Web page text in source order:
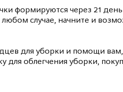
формируются через 21
случае, начните и
для уборки и помощи
для облегчения уборки,